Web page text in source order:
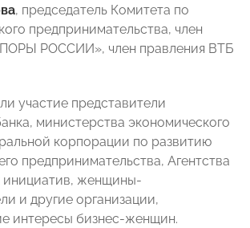
, председатель Комитета по
предпринимательства, член
РОССИИ», член правления ВТБ
участие представители
министерства экономического
корпорации по развитию
предпринимательства, Агентства
инициатив, женщины-
и другие организации,
интересы бизнес-женщин.